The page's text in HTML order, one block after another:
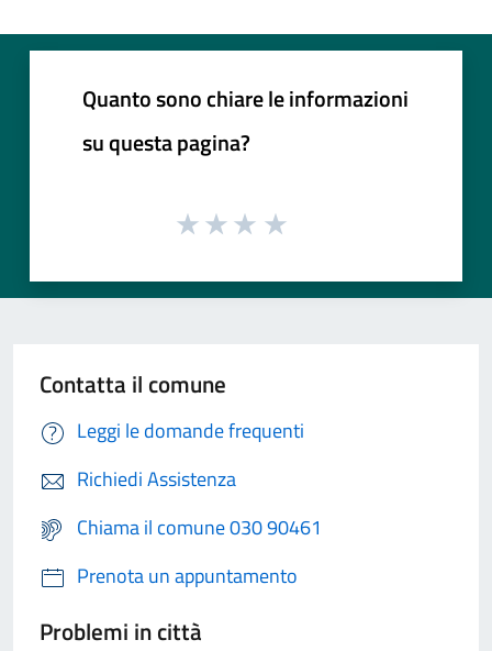
Quanto sono chiare le informazioni
su questa pagina?
Contatta il comune
Leggi le domande frequenti
Richiedi Assistenza
Chiama il comune 030 90461
Prenota un appuntamento
Problemi in città